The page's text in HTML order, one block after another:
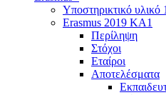
Υποστηρικτικό υλικό 1
Erasmus 2019 KA1
Περίληψη
Στόχοι
Εταίροι
Αποτελέσματα